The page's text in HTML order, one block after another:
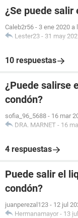
¿Se puede salir
Caleb2r56 - 3 ene 2020 a
Lester23 - 31 may
10 respuestas
¿Puede salirse
condón?
sofia_96_5688 - 16 mar
DRA. MARNET - 16
4 respuestas
Puede salir el
condón?
juanperezal123 - 12 jul
Hermanamayor - 13